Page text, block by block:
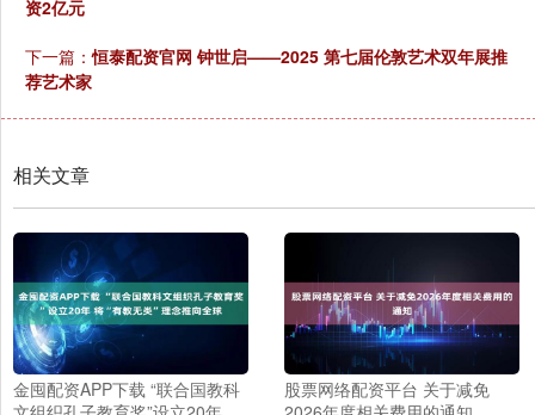
资2亿元
下一篇：恒泰配资官网 钟世启——2025 第七届伦敦艺术双年展推
荐艺术家
相关文章
金囤配资APP下载 “联合国教科
股票网络配资平台 关于减免